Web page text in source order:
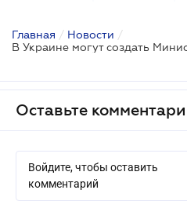
Главная / Новости /
Оставьте
Войдите, чтобы оставить
комментарий